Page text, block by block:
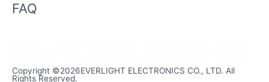
FAQ
Copyright ©2026EVERLIGHT ELECTRONICS CO., LTD. All
Rights Reserved.